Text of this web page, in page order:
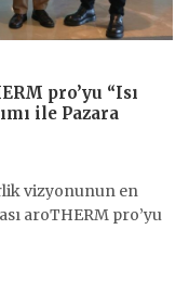
pro’yu “Isı
ile Pazara
vizyonunun en
aroTHERM pro’yu